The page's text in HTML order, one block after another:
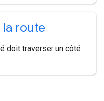
la route
doit traverser un côté